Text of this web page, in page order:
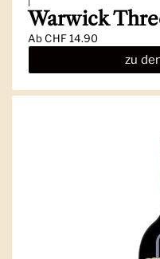
Warwick
AbCHF 14.90
zu